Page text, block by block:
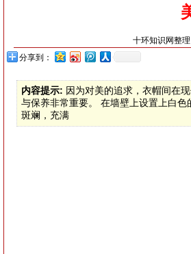
十环知识网整
分享到：
内容提示: 因为对美的追求，衣帽间在
与保养非常重要。 在墙壁上设置上白
斑斓，充满